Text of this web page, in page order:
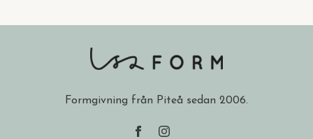
Formgivning från Piteå sedan 2006.